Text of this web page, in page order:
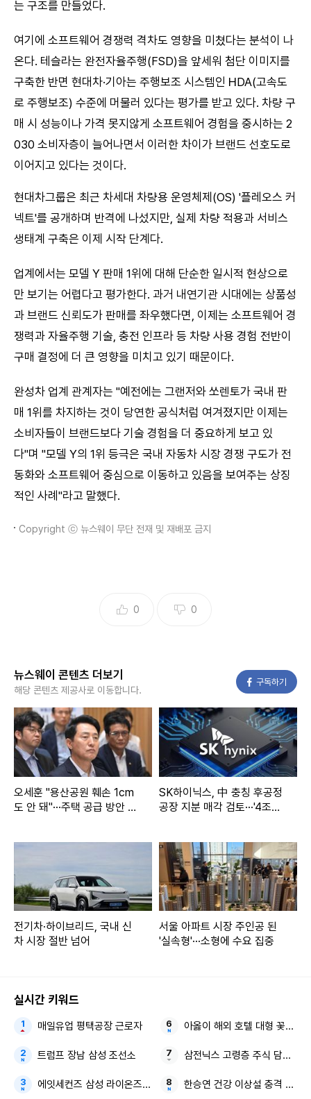
는 구조를 만들었다.
여기에 소프트웨어 경쟁력 격차도 영향을 미쳤다는 분석이 나
온다. 테슬라는 완전자율주행(FSD)을 앞세워 첨단 이미지를
구축한 반면 현대차·기아는 주행보조 시스템인 HDA(고속도
로 주행보조) 수준에 머물러 있다는 평가를 받고 있다. 차량 구
매 시 성능이나 가격 못지않게 소프트웨어 경험을 중시하는 2
030 소비자층이 늘어나면서 이러한 차이가 브랜드 선호도로
이어지고 있다는 것이다.
현대차그룹은 최근 차세대 차량용 운영체제(OS) '플레오스 커
넥트'를 공개하며 반격에 나섰지만, 실제 차량 적용과 서비스
생태계 구축은 이제 시작 단계다.
업계에서는 모델 Y 판매 1위에 대해 단순한 일시적 현상으로
만 보기는 어렵다고 평가한다. 과거 내연기관 시대에는 상품성
과 브랜드 신뢰도가 판매를 좌우했다면, 이제는 소프트웨어 경
쟁력과 자율주행 기술, 충전 인프라 등 차량 사용 경험 전반이
구매 결정에 더 큰 영향을 미치고 있기 때문이다.
완성차 업계 관계자는 "예전에는 그랜저와 쏘렌토가 국내 판
매 1위를 차지하는 것이 당연한 공식처럼 여겨졌지만 이제는
소비자들이 브랜드보다 기술 경험을 더 중요하게 보고 있
다"며 "모델 Y의 1위 등극은 국내 자동차 시장 경쟁 구도가 전
동화와 소프트웨어 중심으로 이동하고 있음을 보여주는 상징
적인 사례"라고 말했다.
Copyright ⓒ 뉴스웨이 무단 전재 및 재배포 금지
0 0
뉴스웨이 콘텐츠 더보기
해당 콘텐츠 제공사로 이동합니다.
구독하기
오세훈 "용산공원 훼손 1cm
도 안 돼"···주택 공급 방안 재
SK하이닉스, 中 충칭 후공정
공장 지분 매각 검토···'4조원
전기차·하이브리드, 국내 신
차 시장 절반 넘어
서울 아파트 시장 주인공 된
'실속형'···소형에 수요 집중
실시간 키워드
매일유업 평택공장 근로자
트럼프 장남 삼성 조선소
에잇세컨즈 삼성 라이온즈 협업 컬렉션
아옳이 해외 호텔 대형 꽃다발
삼전닉스 고령층 주식 담보 대
한승연 건강 이상설 충격 근황